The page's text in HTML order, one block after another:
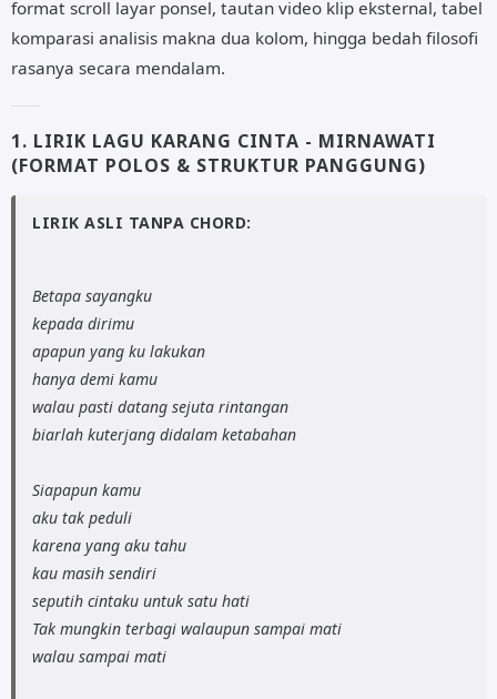
format scroll layar ponsel, tautan video klip eksternal, tabel
komparasi analisis makna dua kolom, hingga bedah filosofi
rasanya secara mendalam.
1. LIRIK LAGU KARANG CINTA - MIRNAWATI
(FORMAT POLOS & STRUKTUR PANGGUNG)
LIRIK ASLI TANPA CHORD:
Betapa sayangku
kepada dirimu
apapun yang ku lakukan
hanya demi kamu
walau pasti datang sejuta rintangan
biarlah kuterjang didalam ketabahan
Siapapun kamu
aku tak peduli
karena yang aku tahu
kau masih sendiri
seputih cintaku untuk satu hati
Tak mungkin terbagi walaupun sampai mati
walau sampai mati